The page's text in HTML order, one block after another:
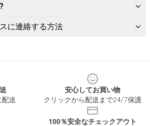
に連絡する方法
配送
安心してお買い物
クリックから配送まで24/7保護
100％安全なチェックアウト